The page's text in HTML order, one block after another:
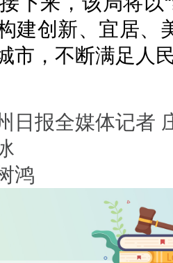
建创新、宜居、
市，不断满足人
日报全媒体记者
鸿